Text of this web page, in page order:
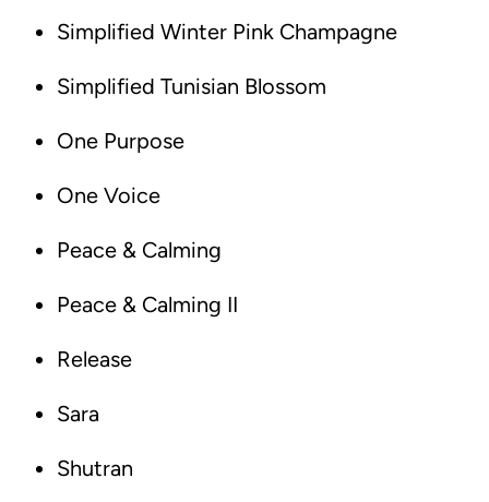
Simplified Winter Pink Champagne
Simplified Tunisian Blossom
One Purpose
One Voice
Peace & Calming
Peace & Calming II
Release
Sara
Shutran